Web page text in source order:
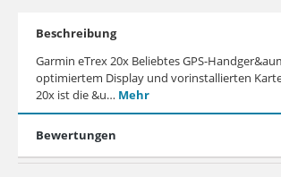
Beschreibung
Garmin eTrex 20x Beliebtes GPS-
optimiertem Display und vorinstallierten
20x ist die &u… Mehr
Bewertungen